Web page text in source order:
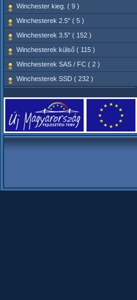
Winchester kieg. ( 9 )
Winchesterek 2.5" ( 5 )
Winchesterek 3.5" ( 152 )
Winchesterek külső ( 115 )
Winchesterek SAS / FC ( 2 )
Winchesterek SSD ( 232 )